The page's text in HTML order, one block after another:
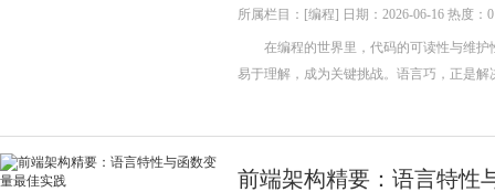
所属栏目：[编程] 日期：2026-06-16 热度：0
在编程的世界里，代码的可读性与维护
易于理解，成为关键挑战。语言巧，正是
前端架构精要：语言特性